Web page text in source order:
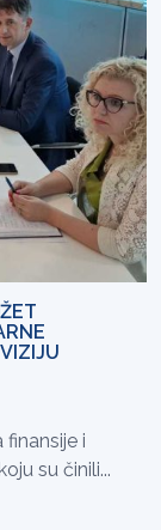
finansije i
su činili...